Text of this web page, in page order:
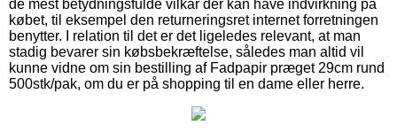
de mest betydningsfulde vilkår der kan have indvirkning på
købet, til eksempel den returneringsret internet forretningen
benytter. I relation til det er det ligeledes relevant, at man
stadig bevarer sin købsbekræftelse, således man altid vil
kunne vidne om sin bestilling af Fadpapir præget 29cm rund
500stk/pak, om du er på shopping til en dame eller herre.